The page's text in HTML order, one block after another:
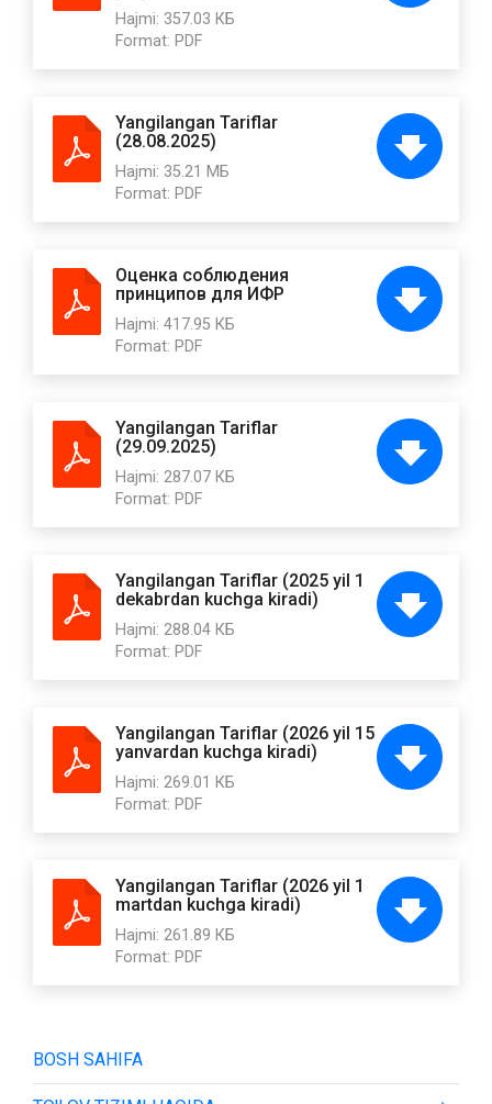
Hajmi: 357.03 КБ
Format: PDF
Yangilangan Tariflar
(28.08.2025)
Hajmi: 35.21 МБ
Format: PDF
Оценка соблюдения
принципов для ИФР
Hajmi: 417.95 КБ
Format: PDF
Yangilangan Tariflar
(29.09.2025)
Hajmi: 287.07 КБ
Format: PDF
Yangilangan Tariflar (2025 yil 1
dekabrdan kuchga kiradi)
Hajmi: 288.04 КБ
Format: PDF
Yangilangan Tariflar (2026 yil 15
yanvardan kuchga kiradi)
Hajmi: 269.01 КБ
Format: PDF
Yangilangan Tariflar (2026 yil 1
martdan kuchga kiradi)
Hajmi: 261.89 КБ
Format: PDF
BOSH SAHIFA